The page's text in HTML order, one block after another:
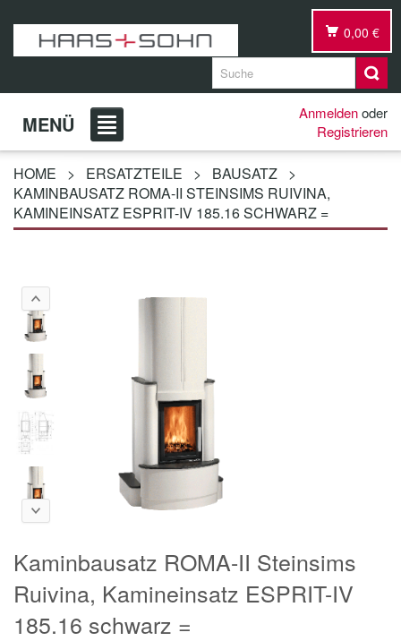
0,00 €
MENÜ Anmeldenoder
Registrieren
HOME > ERSATZTEILE > BAUSATZ >
KAMINBAUSATZ ROMA-II STEINSIMS RUIVINA,
KAMINEINSATZ ESPRIT-IV 185.16 SCHWARZ =
Kaminbausatz ROMA-II Steinsims
Ruivina, Kamineinsatz ESPRIT-IV
185.16 schwarz =